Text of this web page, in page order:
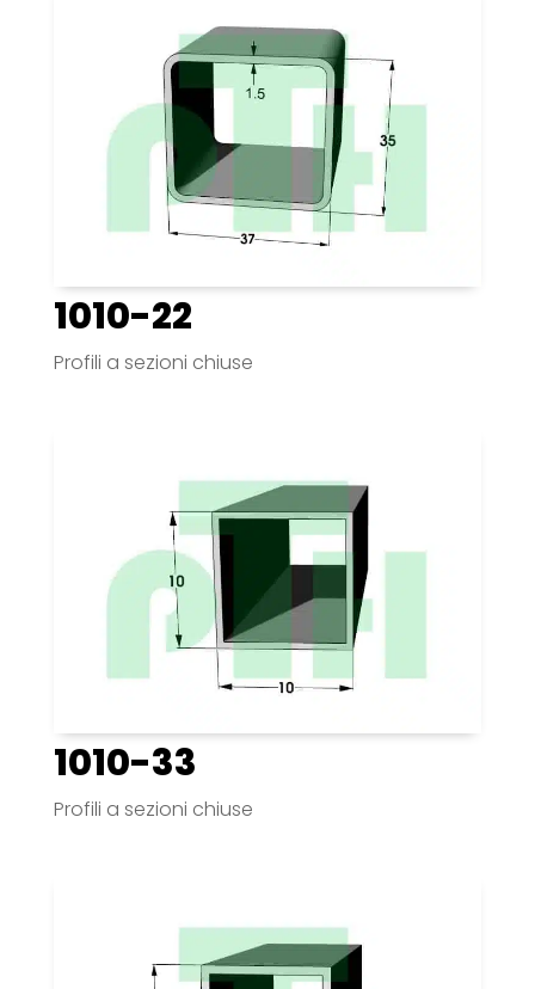
1010-22
Profili a sezioni chiuse
1010-33
Profili a sezioni chiuse